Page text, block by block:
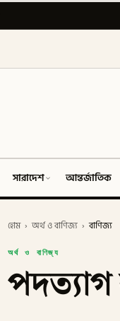
সারাদেশ আন্তর্জাতিক
হোম › অর্থ ও বাণিজ্য › বাণিজ্য
অর্থ ও বাণিজ্য
পদত্যাগ